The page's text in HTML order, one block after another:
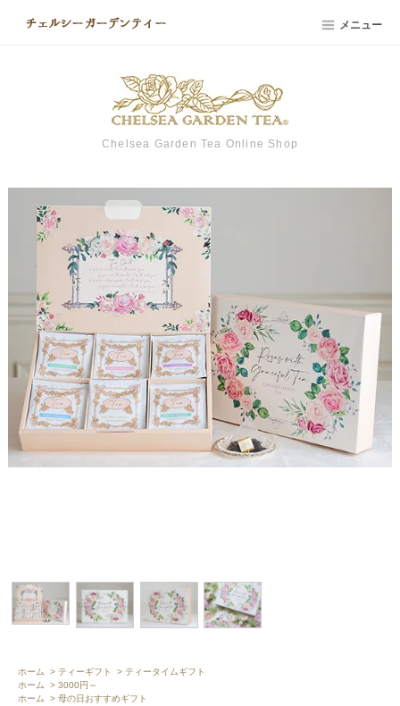
メニュー
Chelsea Garden Tea Online Shop
ホーム > ティーギフト > ティータイムギフト
ホーム
> 3000円～
ホーム
> 母の日おすすめギフト